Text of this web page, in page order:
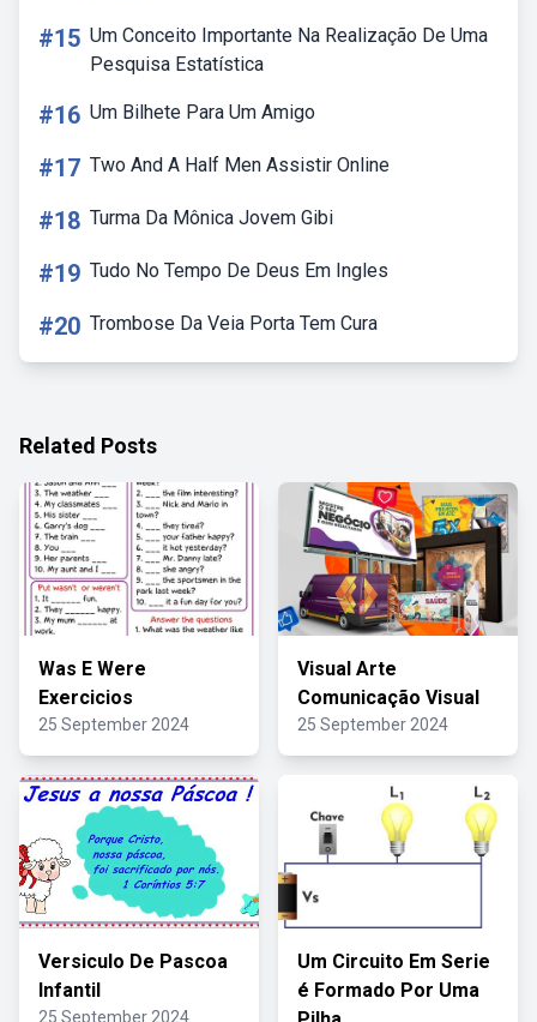
#15 Um Conceito Importante Na Realização De Uma
Pesquisa Estatística
#16 Um Bilhete Para Um Amigo
#17 Two And A Half Men Assistir Online
#18 Turma Da Mônica Jovem Gibi
#19 Tudo No Tempo De Deus Em Ingles
#20 Trombose Da Veia Porta Tem Cura
Related Posts
Was E Were
Exercicios
25 September 2024
Visual Arte
Comunicação Visual
25 September 2024
Versiculo De Pascoa
Infantil
25 September 2024
Um Circuito Em Serie
é Formado Por Uma